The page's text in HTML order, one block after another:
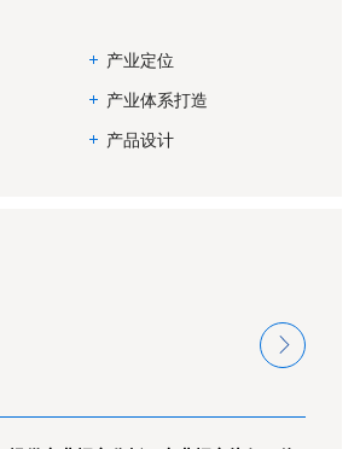
产业定位
产业体系打造
产品设计